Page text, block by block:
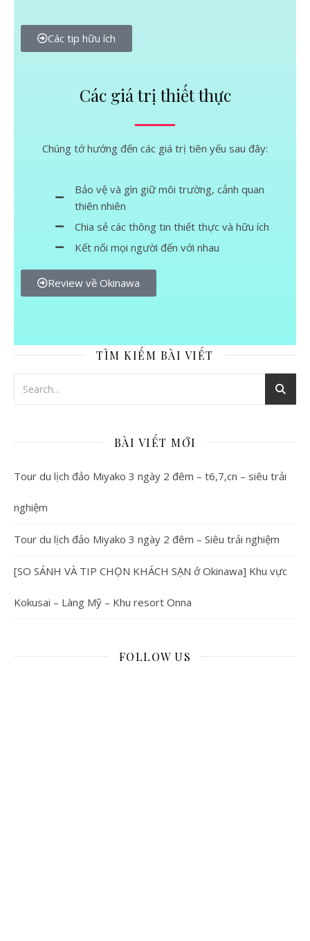
Các tip hữu ích
Các giá trị thiết thực
Chúng tớ hướng đến các giá trị tiên yếu sau đây:
Bảo vệ và gìn giữ môi trường, cảnh quan
thiên nhiên
Chia sẻ các thông tin thiết thực và hữu ích
Kết nối mọi người đến với nhau
Review về Okinawa
TÌM KIẾM BÀI VIẾT
BÀI VIẾT MỚI
Tour du lịch đảo Miyako 3 ngày 2 đêm – t6,7,cn – siêu trải
nghiệm
Tour du lịch đảo Miyako 3 ngày 2 đêm – Siêu trải nghiệm
[SO SÁNH VÀ TIP CHỌN KHÁCH SẠN ở Okinawa] Khu vực
Kokusai – Làng Mỹ – Khu resort Onna
FOLLOW US